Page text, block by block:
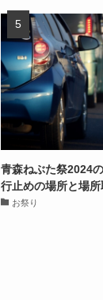
青森ねぶた祭2024
行止めの場所と場所
お祭り